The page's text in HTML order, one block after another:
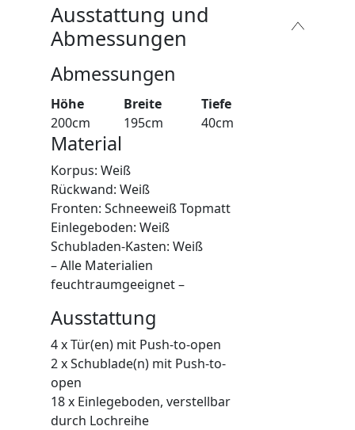
Ausstattung und
Abmessungen
Abmessungen
Höhe
200cm
Breite
195cm
Tiefe
40cm
Material
Korpus: Weiß
Rückwand: Weiß
Fronten: Schneeweiß Topmatt
Einlegeboden: Weiß
Schubladen-Kasten: Weiß
– Alle Materialien
feuchtraumgeeignet –
Ausstattung
4 x Tür(en) mit Push-to-open
2 x Schublade(n) mit Push-to-
open
18 x Einlegeboden, verstellbar
durch Lochreihe